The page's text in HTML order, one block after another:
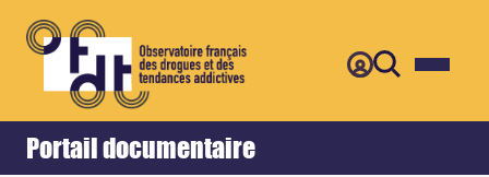
Portail documentaire
Accueil Retour